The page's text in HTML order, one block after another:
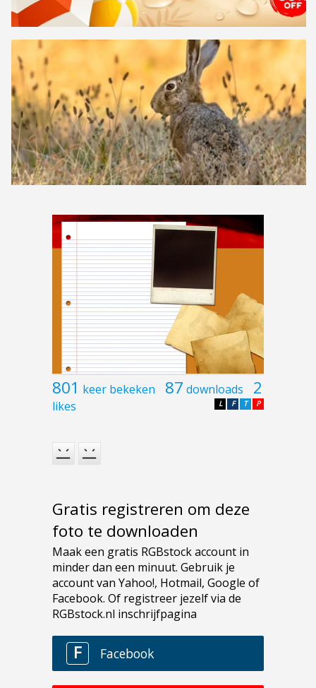
801 keer bekeken 87 downloads 2
likes P
T
F
L
Gratis registreren om deze
foto te downloaden